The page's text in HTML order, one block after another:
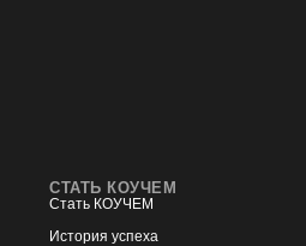
СТАТЬ КОУЧЕМ
Стать КОУЧЕМ
История успеха